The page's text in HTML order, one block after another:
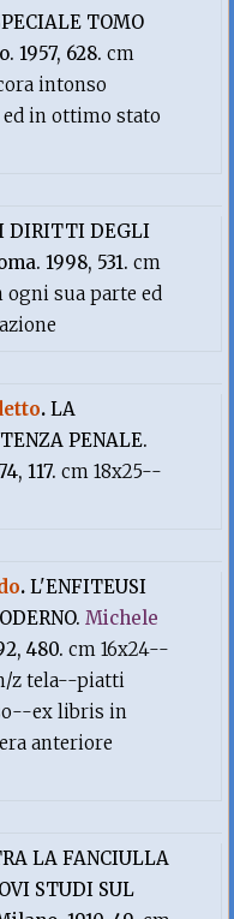
TOMO
1957, 628.cm
intonso
in ottimo stato
DIRITTI DEGLI
1998, 531.cm
sua parte ed
.LA
PENALE.
117.cm 18x25--
.L'ENFITEUSI
Michele
480.cm 16x24--
z tela--piatti
ex libris in
anteriore
LA FANCIULLA
STUDI SUL